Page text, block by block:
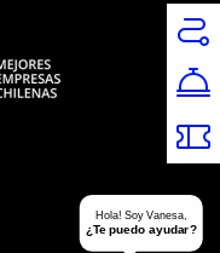
Hola! Soy Vanesa,
¿Te puedo ayudar?